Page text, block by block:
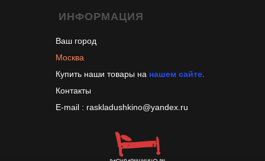
ИНФОРМАЦИЯ
Ваш город
Москва
Купить наши товары на нашем сайте.
Контакты
E-mail : raskladushkino@yandex.ru